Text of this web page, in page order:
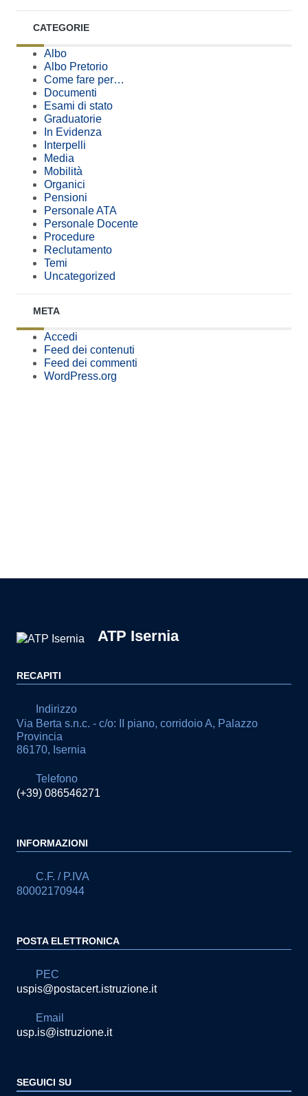
CATEGORIE
Albo
Albo Pretorio
Come fare per…
Documenti
Esami di stato
Graduatorie
In Evidenza
Interpelli
Media
Mobilità
Organici
Pensioni
Personale ATA
Personale Docente
Procedure
Reclutamento
Temi
Uncategorized
META
Accedi
Feed dei contenuti
Feed dei commenti
WordPress.org
ATP Isernia
RECAPITI
Indirizzo
Via Berta s.n.c. - c/o: II piano, corridoio A, Palazzo
Provincia
86170, Isernia
Telefono
(+39) 086546271
INFORMAZIONI
C.F. / P.IVA
80002170944
POSTA ELETTRONICA
PEC
uspis@postacert.istruzione.it
Email
usp.is@istruzione.it
SEGUICI SU